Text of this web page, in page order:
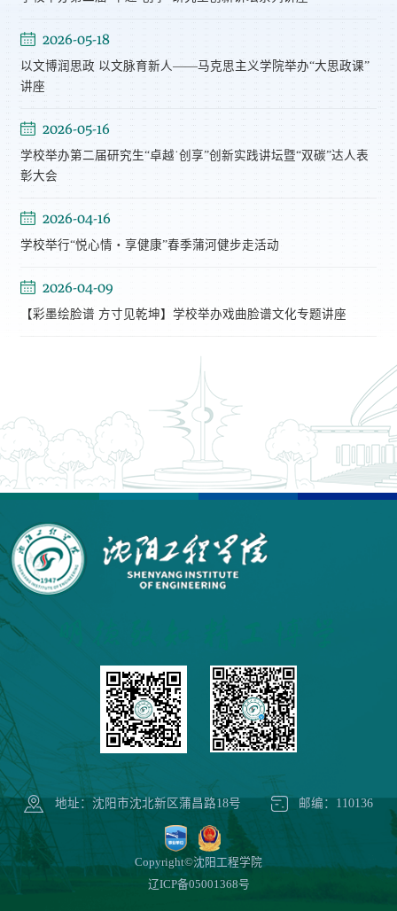
2026-05-18
以文博润思政 以文脉育新人——马克思主义学院举办“大思政课”
讲座
2026-05-16
学校举办第二届研究生“卓越˙创享”创新实践讲坛暨“双碳”达人表
彰大会
2026-04-16
学校举行“悦心情・享健康”春季蒲河健步走活动
2026-04-09
【彩墨绘脸谱 方寸见乾坤】学校举办戏曲脸谱文化专题讲座
地址：沈阳市沈北新区蒲昌路18号 邮编：110136
Copyright©沈阳工程学院
辽ICP备05001368号